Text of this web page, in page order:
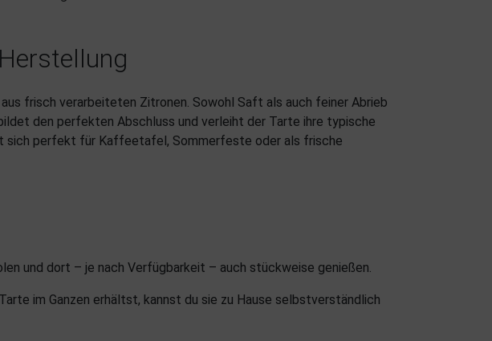
frisch verarbeiteten Zitronen. Sowohl Saft als auch feiner Abrieb
den perfekten Abschluss und verleiht der Tarte ihre typische
sich perfekt für Kaffeetafel, Sommerfeste oder als frische
und dort – je nach Verfügbarkeit – auch stückweise genießen.
im Ganzen erhältst, kannst du sie zu Hause selbstverständlich